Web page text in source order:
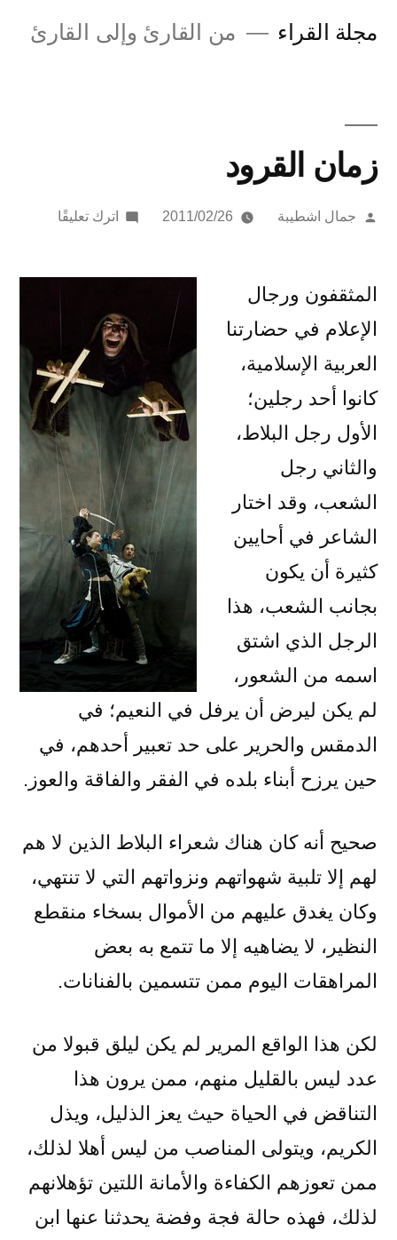
مجلة القراء من القارئ وإلى القارئ
زمان القرود
تمّ
جمال اشطيبة 2011/02/26 اترك تعليقًا
المثقفون ورجال
الإعلام في حضارتنا
العربية الإسلامية،
كانوا أحد رجلين؛
الأول رجل البلاط،
والثاني رجل
الشعب، وقد اختار
الشاعر في أحايين
كثيرة أن يكون
بجانب الشعب، هذا
الرجل الذي اشتق
اسمه من الشعور،
لم يكن ليرض أن يرفل في النعيم؛ في
الدمقس والحرير على حد تعبير أحدهم، في
حين يرزح أبناء بلده في الفقر والفاقة والعوز.
صحيح أنه كان هناك شعراء البلاط الذين لا هم
لهم إلا تلبية شهواتهم ونزواتهم التي لا تنتهي،
وكان يغدق عليهم من الأموال بسخاء منقطع
النظير، لا يضاهيه إلا ما تتمع به بعض
المراهقات اليوم ممن تتسمين بالفنانات.
لكن هذا الواقع المرير لم يكن ليلق قبولا من
عدد ليس بالقليل منهم، ممن يرون هذا
التناقض في الحياة حيث يعز الذليل، ويذل
الكريم، ويتولى المناصب من ليس أهلا لذلك،
ممن تعوزهم الكفاءة والأمانة اللتين تؤهلانهم
لذلك، فهذه حالة فجة وفضة يحدثنا عنها ابن